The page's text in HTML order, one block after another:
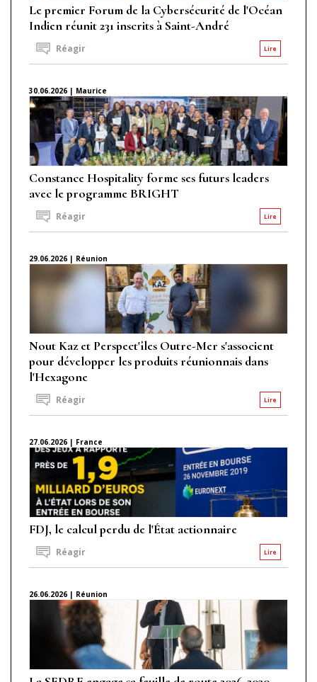
Le premier Forum de la Cybersécurité de l'Océan
Indien réunit 231 inscrits à Saint-André
Lire
Réagir
30.06.2026 | Maurice
Constance Hospitality forme ses futurs leaders
avec le programme BRIGHT
Lire
Réagir
29.06.2026 | Réunion
Nout Kaz et Perspect'îles Outre-Mer s'associent
pour développer les produits réunionnais dans
l'Hexagone
Lire
Réagir
27.06.2026 | France
FDJ, le calcul perdu de l'État actionnaire
Lire
Réagir
26.06.2026 | Réunion